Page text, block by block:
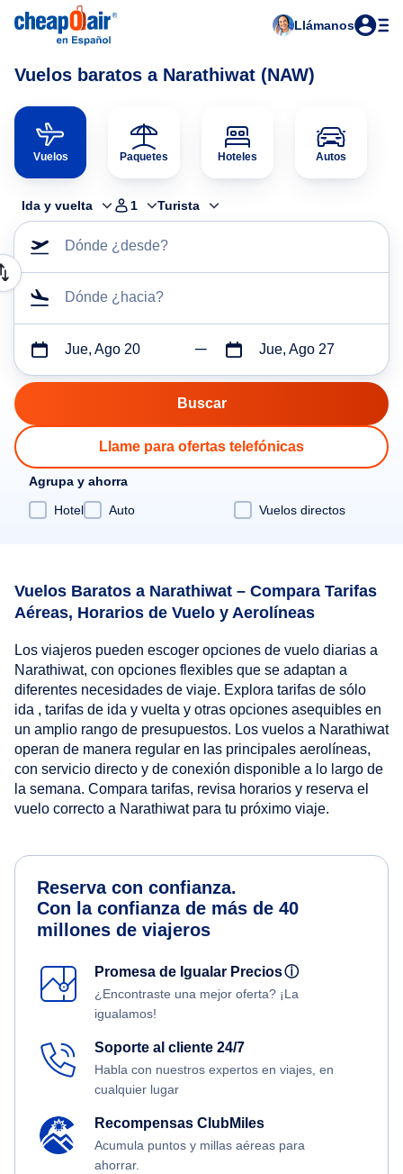
Llámanos
Vuelos baratos a Narathiwat (NAW)
Vuelos Paquetes Hoteles Autos
Ida y vuelta 1 Turista
Dónde ¿desde?
Dónde ¿hacia?
Jue, Ago 20 Jue, Ago 27
Llame para ofertas telefónicas
Agrupa y ahorra
Hotel
Auto Vuelos directos
Vuelos Baratos a Narathiwat – Compara Tarifas
Aéreas, Horarios de Vuelo y Aerolíneas
Los viajeros pueden escoger opciones de vuelo diarias a
Narathiwat, con opciones flexibles que se adaptan a
diferentes necesidades de viaje. Explora tarifas de sólo
ida , tarifas de ida y vuelta y otras opciones asequibles en
un amplio rango de presupuestos. Los vuelos a Narathiwat
operan de manera regular en las principales aerolíneas,
con servicio directo y de conexión disponible a lo largo de
la semana. Compara tarifas, revisa horarios y reserva el
vuelo correcto a Narathiwat para tu próximo viaje.
Reserva con confianza.
Con la confianza de más de 40
millones de viajeros
Promesa de Igualar Preciosⓘ
¿Encontraste una mejor oferta? ¡La
igualamos!
Soporte al cliente 24/7
Habla con nuestros expertos en viajes, en
cualquier lugar
Recompensas ClubMiles
Acumula puntos y millas aéreas para
ahorrar.